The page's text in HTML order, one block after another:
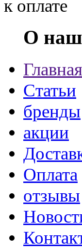
О
Главная
Статьи
бренды
акции
Оплата
отзывы